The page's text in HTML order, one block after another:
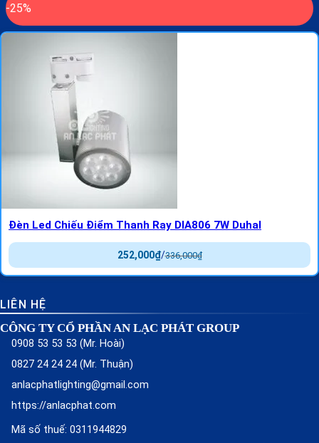
-25%
Đèn Led Chiếu Điểm Thanh Ray DIA806 7W Duhal
336,000₫
/
252,000₫
LIÊN HỆ
CÔNG TY CỔ PHẦN AN LẠC PHÁT GROUP
0908 53 53 53 (Mr. Hoài)
0827 24 24 24 (Mr. Thuận)
anlacphatlighting@gmail.com
https://anlacphat.com
Mã số thuế: 0311944829